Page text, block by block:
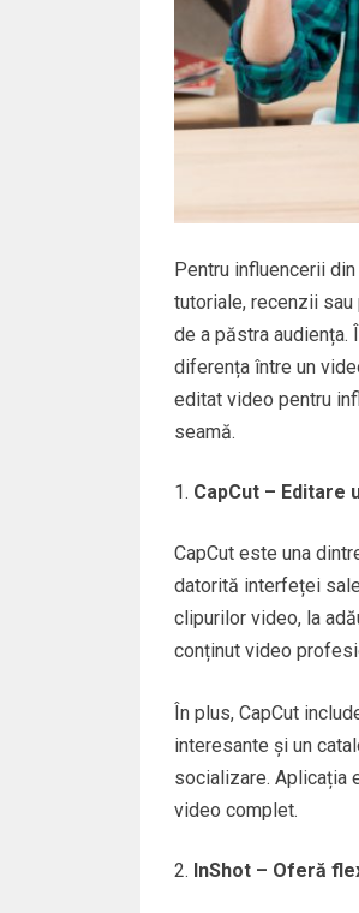
Pentru influencerii
tutoriale, recenzii
de a păstra
diferența între un
editat video pentru
seamă.
CapCut – Editare
CapCut este una
datorită interfeței
clipurilor video, la
conținut video
În plus, CapCut
interesante și un
socializare. Aplicația
video complet.
InShot – Oferă